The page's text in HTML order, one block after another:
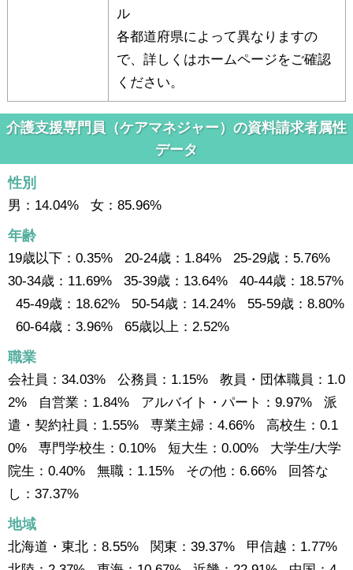
ル
各都道府県によって異なりますの
で、詳しくはホームページをご確認
ください。
介護支援専門員（ケアマネジャー）の資料請求者属性
データ
性別
男：14.04% 女：85.96%
年齢
19歳以下：0.35% 20-24歳：1.84% 25-29歳：5.76%
30-34歳：11.69% 35-39歳：13.64% 40-44歳：18.57%
45-49歳：18.62% 50-54歳：14.24% 55-59歳：8.80%
60-64歳：3.96% 65歳以上：2.52%
職業
会社員：34.03% 公務員：1.15% 教員・団体職員：1.0
2% 自営業：1.84% アルバイト・パート：9.97% 派
遣・契約社員：1.55% 専業主婦：4.66% 高校生：0.1
0% 専門学校生：0.10% 短大生：0.00% 大学生/大学
院生：0.40% 無職：1.15% その他：6.66% 回答な
し：37.37%
地域
北海道・東北：8.55% 関東：39.37% 甲信越：1.77%